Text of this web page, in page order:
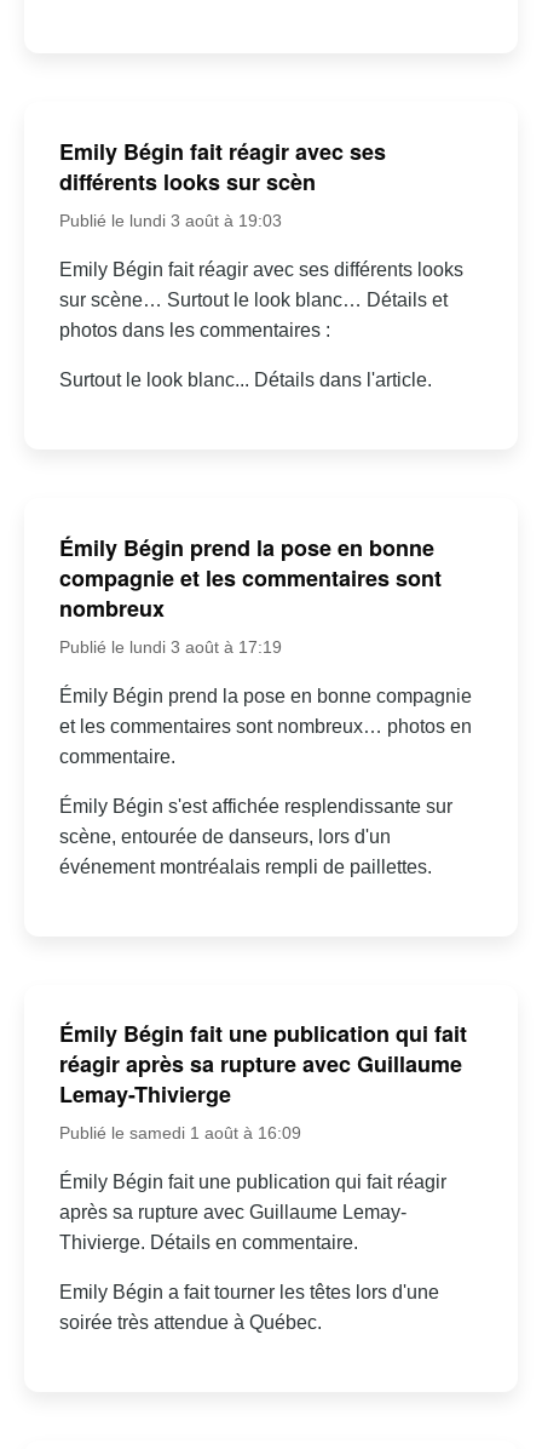
Emily Bégin fait réagir avec ses
différents looks sur scèn
Publié le lundi 3 août à 19:03
Emily Bégin fait réagir avec ses différents looks
sur scène… Surtout le look blanc… Détails et
photos dans les commentaires :
Surtout le look blanc... Détails dans l'article.
Émily Bégin prend la pose en bonne
compagnie et les commentaires sont
nombreux
Publié le lundi 3 août à 17:19
Émily Bégin prend la pose en bonne compagnie
et les commentaires sont nombreux… photos en
commentaire.
Émily Bégin s'est affichée resplendissante sur
scène, entourée de danseurs, lors d'un
événement montréalais rempli de paillettes.
Émily Bégin fait une publication qui fait
réagir après sa rupture avec Guillaume
Lemay-Thivierge
Publié le samedi 1 août à 16:09
Émily Bégin fait une publication qui fait réagir
après sa rupture avec Guillaume Lemay-
Thivierge. Détails en commentaire.
Emily Bégin a fait tourner les têtes lors d'une
soirée très attendue à Québec.